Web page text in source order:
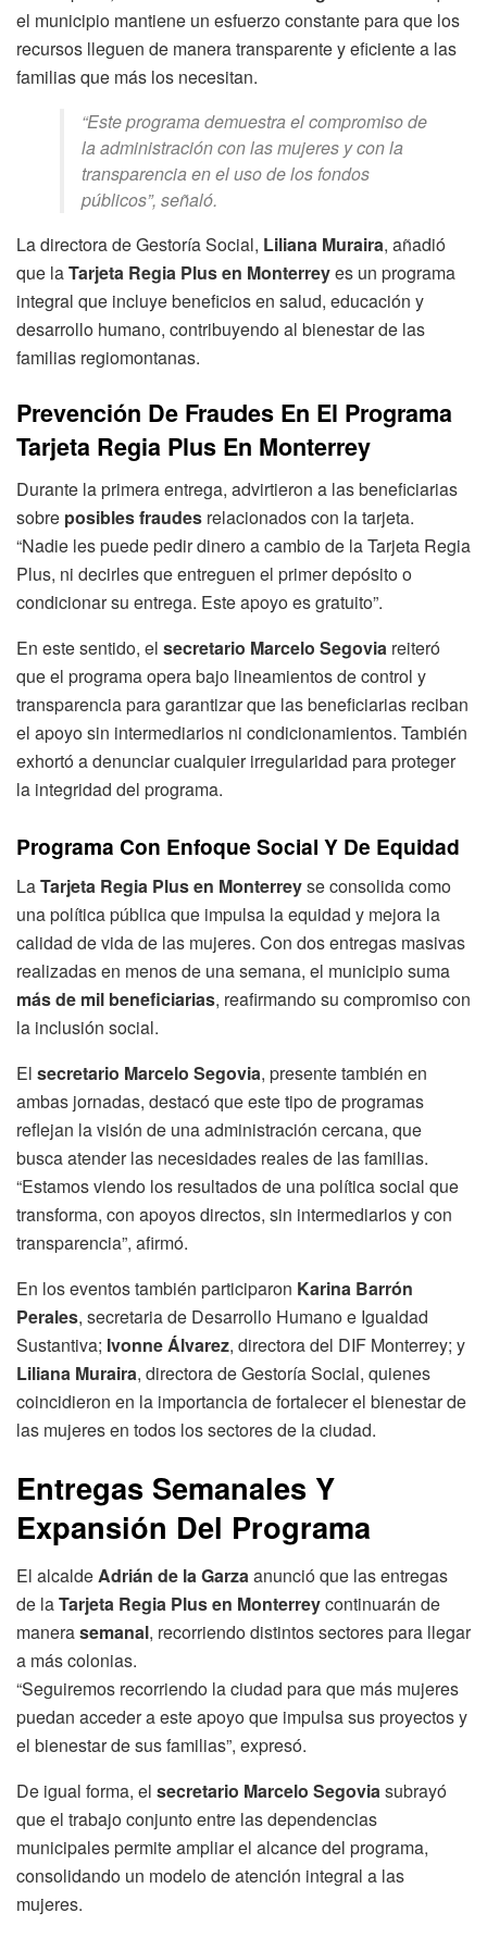
el municipio mantiene un esfuerzo constante para que los
recursos lleguen de manera transparente y eficiente a las
familias que más los necesitan.
“Este programa demuestra el compromiso de
la administración con las mujeres y con la
transparencia en el uso de los fondos
públicos”, señaló.
La directora de Gestoría Social, Liliana Muraira, añadió
que laTarjeta Regia Plus en Monterreyes un programa
integral que incluye beneficios en salud, educación y
desarrollo humano, contribuyendo al bienestar de las
familias regiomontanas.
Prevención De Fraudes En El Programa
Tarjeta Regia Plus En Monterrey
Durante la primera entrega, advirtieron a las beneficiarias
sobre posibles fraudes relacionados con la tarjeta.
“Nadie les puede pedir dinero a cambio de la Tarjeta Regia
Plus, ni decirles que entreguen el primer depósito o
condicionar su entrega. Este apoyo es gratuito”.
En este sentido, el secretario Marcelo Segovia reiteró
que el programa opera bajo lineamientos de control y
transparencia para garantizar que las beneficiarias reciban
el apoyo sin intermediarios ni condicionamientos. También
exhortó a denunciar cualquier irregularidad para proteger
la integridad del programa.
Programa Con Enfoque Social Y De Equidad
LaTarjeta Regia Plus en Monterreyse consolida como
una política pública que impulsa la equidad y mejora la
calidad de vida de las mujeres. Con dos entregas masivas
realizadas en menos de una semana, el municipio suma
más de mil beneficiarias, reafirmando su compromiso con
la inclusión social.
El secretario Marcelo Segovia, presente también en
ambas jornadas, destacó que este tipo de programas
reflejan la visión de una administración cercana, que
busca atender las necesidades reales de las familias.
“Estamos viendo los resultados de una política social que
transforma, con apoyos directos, sin intermediarios y con
transparencia”, afirmó.
En los eventos también participaron Karina Barrón
Perales, secretaria de Desarrollo Humano e Igualdad
Sustantiva; Ivonne Álvarez, directora del DIF Monterrey; y
Liliana Muraira, directora de Gestoría Social, quienes
coincidieron en la importancia de fortalecer el bienestar de
las mujeres en todos los sectores de la ciudad.
Entregas Semanales Y
Expansión Del Programa
El alcaldeAdrián de la Garzaanunció que las entregas
de laTarjeta Regia Plus en Monterreycontinuarán de
manerasemanal, recorriendo distintos sectores para llegar
a más colonias.
“Seguiremos recorriendo la ciudad para que más mujeres
puedan acceder a este apoyo que impulsa sus proyectos y
el bienestar de sus familias”, expresó.
De igual forma, el secretario Marcelo Segoviasubrayó
que el trabajo conjunto entre las dependencias
municipales permite ampliar el alcance del programa,
consolidando un modelo de atención integral a las
mujeres.